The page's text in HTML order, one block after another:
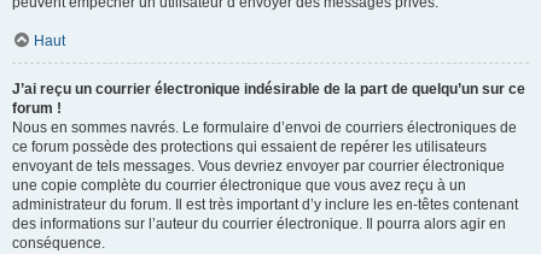
Haut
J’ai reçu un courrier électronique indésirable de la part de quelqu’un sur ce
forum !
Nous en sommes navrés. Le formulaire d’envoi de courriers électroniques de
ce forum possède des protections qui essaient de repérer les utilisateurs
envoyant de tels messages. Vous devriez envoyer par courrier électronique
une copie complète du courrier électronique que vous avez reçu à un
administrateur du forum. Il est très important d’y inclure les en-têtes contenant
des informations sur l’auteur du courrier électronique. Il pourra alors agir en
conséquence.